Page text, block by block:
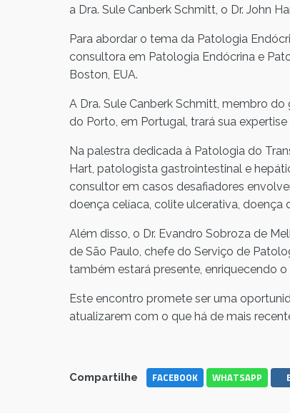
a Dra. Sule Canberk Schmitt, o Dr. John
Para abordar o tema da Patologia
consultora em Patologia Endócrina e
Boston, EUA.
A Dra. Sule Canberk Schmitt, membro
do Porto, em Portugal, trará sua
Na palestra dedicada à Patologia do
Hart, patologista gastrointestinal e
consultor em casos desafiadores
doença celíaca, colite ulcerativa, doença
Além disso, o Dr. Evandro Sobroza de
de São Paulo, chefe do Serviço de
também estará presente, enriquecendo
Este encontro promete ser uma
atualizarem com o que há de mais
Compartilhe FACEBOOK WHATSAPP